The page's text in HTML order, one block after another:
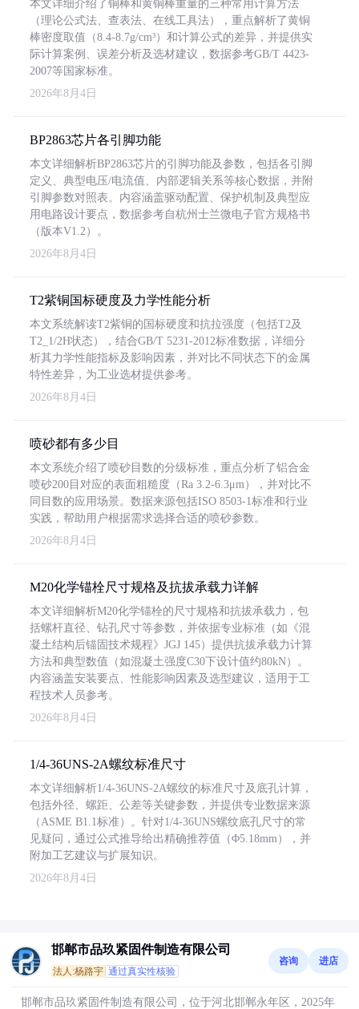
本文详细介绍了铜棒和黄铜棒重量的三种常用计算方法
（理论公式法、查表法、在线工具法），重点解析了黄铜
棒密度取值（8.4-8.7g/cm³）和计算公式的差异，并提供实
际计算案例、误差分析及选材建议，数据参考GB/T 4423-
2007等国家标准。
2026年8月4日
BP2863芯片各引脚功能
本文详细解析BP2863芯片的引脚功能及参数，包括各引脚
定义、典型电压/电流值、内部逻辑关系等核心数据，并附
引脚参数对照表。内容涵盖驱动配置、保护机制及典型应
用电路设计要点，数据参考自杭州士兰微电子官方规格书
（版本V1.2）。
2026年8月4日
T2紫铜国标硬度及力学性能分析
本文系统解读T2紫铜的国标硬度和抗拉强度（包括T2及
T2_1/2H状态），结合GB/T 5231-2012标准数据，详细分
析其力学性能指标及影响因素，并对比不同状态下的金属
特性差异，为工业选材提供参考。
2026年8月4日
喷砂都有多少目
本文系统介绍了喷砂目数的分级标准，重点分析了铝合金
喷砂200目对应的表面粗糙度（Ra 3.2-6.3μm），并对比不
同目数的应用场景。数据来源包括ISO 8503-1标准和行业
实践，帮助用户根据需求选择合适的喷砂参数。
2026年8月4日
M20化学锚栓尺寸规格及抗拔承载力详解
本文详细解析M20化学锚栓的尺寸规格和抗拔承载力，包
括螺杆直径、钻孔尺寸等参数，并依据专业标准（如《混
凝土结构后锚固技术规程》JGJ 145）提供抗拔承载力计算
方法和典型数值（如混凝土强度C30下设计值约80kN）。
内容涵盖安装要点、性能影响因素及选型建议，适用于工
程技术人员参考。
2026年8月4日
1/4-36UNS-2A螺纹标准尺寸
本文详细解析1/4-36UNS-2A螺纹的标准尺寸及底孔计算，
包括外径、螺距、公差等关键参数，并提供专业数据来源
（ASME B1.1标准）。针对1/4-36UNS螺纹底孔尺寸的常
见疑问，通过公式推导给出精确推荐值（Φ5.18mm），并
附加工艺建议与扩展知识。
2026年8月4日
邯郸市品玖紧固件制造有限公司
法人:杨路宇 通过真实性核验
咨询 进店
邯郸市品玖紧固件制造有限公司，位于河北邯郸永年区，2025年